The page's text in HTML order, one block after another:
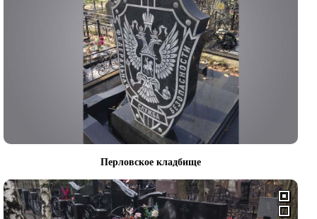
Перловское кладбище